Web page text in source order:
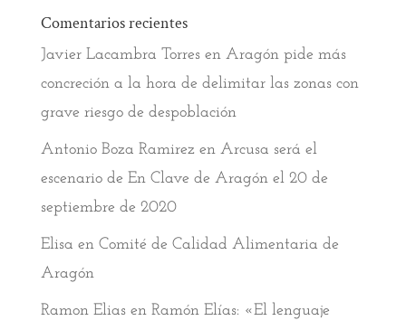
Comentarios recientes
Javier Lacambra Torresen Aragón pide más
concreción a la hora de delimitar las zonas con
grave riesgo de despoblación
Antonio Boza Ramirez en Arcusa será el
escenario de En Clave de Aragón el 20 de
septiembre de 2020
Elisa en Comité de Calidad Alimentaria de
Aragón
Ramon Eliasen Ramón Elías: «El lenguaje